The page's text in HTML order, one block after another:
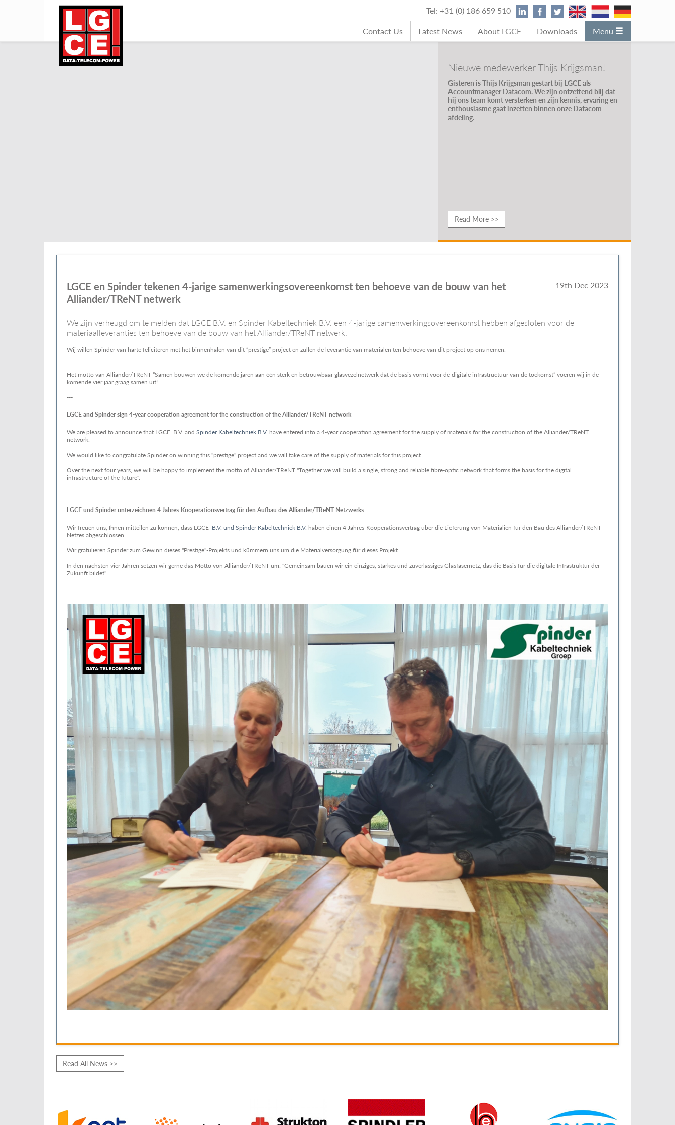
Tel: +31 (0) 186 659 510
Contact Us
Latest News About LGCE Downloads Menu
Nieuwe medewerker Thijs Krijgsman!
Gisteren is Thijs Krijgsman gestart bij LGCE als
Accountmanager Datacom. We zijn ontzettend blij dat
hij ons team komt versterken en zijn kennis, ervaring en
enthousiasme gaat inzetten binnen onze Datacom-
afdeling.
Read More >>
19th Dec 2023
LGCE en Spinder tekenen 4-jarige samenwerkingsovereenkomst ten behoeve van de bouw van het
Alliander/TReNT netwerk
We zijn verheugd om te melden dat LGCE B.V. en Spinder Kabeltechniek B.V. een 4-jarige samenwerkingsovereenkomst hebben afgesloten voor de
materiaalleveranties ten behoeve van de bouw van het Alliander/TReNT netwerk.
Wij willen Spinder van harte feliciteren met het binnenhalen van dit “prestige” project en zullen de leverantie van materialen ten behoeve van dit project op ons nemen.
Het motto van Alliander/TReNT “Samen bouwen we de komende jaren aan één sterk en betrouwbaar glasvezelnetwerk dat de basis vormt voor de digitale infrastructuur van de toekomst” voeren wij in de
komende vier jaar graag samen uit!
---
LGCE and Spinder sign 4-year cooperation agreement for the construction of the Alliander/TReNT network
We are pleased to announce that LGCE B.V. and Spinder Kabeltechniek B.V. have entered into a 4-year cooperation agreement for the supply of materials for the construction of the Alliander/TReNT
network.
We would like to congratulate Spinder on winning this "prestige" project and we will take care of the supply of materials for this project.
Over the next four years, we will be happy to implement the motto of Alliander/TReNT "Together we will build a single, strong and reliable fibre-optic network that forms the basis for the digital
infrastructure of the future".
---
LGCE und Spinder unterzeichnen 4-Jahres-Kooperationsvertrag für den Aufbau des Alliander/TReNT-Netzwerks
Wir freuen uns, Ihnen mitteilen zu können, dass LGCE B.V. und Spinder Kabeltechniek B.V. haben einen 4-Jahres-Kooperationsvertrag über die Lieferung von Materialien für den Bau des Alliander/TReNT-
Netzes abgeschlossen.
Wir gratulieren Spinder zum Gewinn dieses "Prestige"-Projekts und kümmern uns um die Materialversorgung für dieses Projekt.
In den nächsten vier Jahren setzen wir gerne das Motto von Alliander/TReNT um: "Gemeinsam bauen wir ein einziges, starkes und zuverlässiges Glasfasernetz, das die Basis für die digitale Infrastruktur der
Zukunft bildet".
Read All News >>